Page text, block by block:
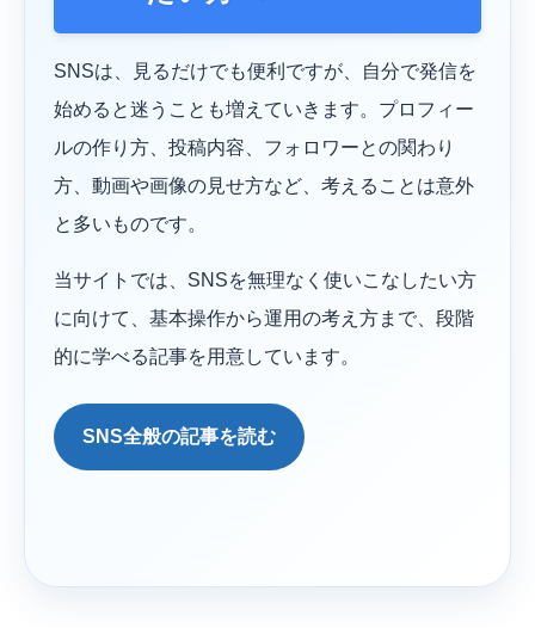
SNSは、見るだけでも便利ですが、自分で発信を
始めると迷うことも増えていきます。プロフィー
ルの作り方、投稿内容、フォロワーとの関わり
方、動画や画像の見せ方など、考えることは意外
と多いものです。
当サイトでは、SNSを無理なく使いこなしたい方
に向けて、基本操作から運用の考え方まで、段階
的に学べる記事を用意しています。
SNS全般の記事を読む